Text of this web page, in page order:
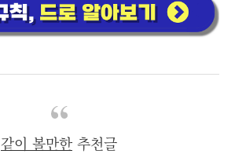
같이 볼만한 추천글